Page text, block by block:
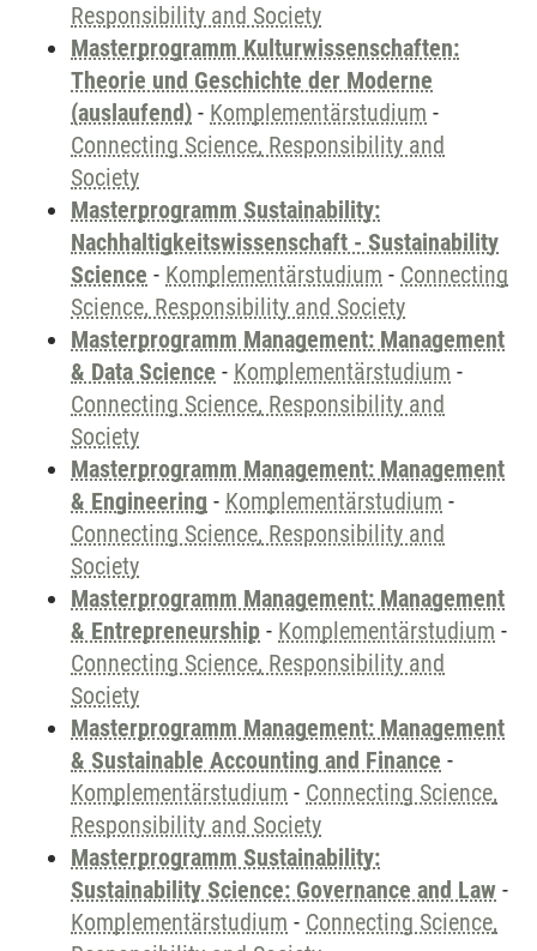
Responsibility and Society
Masterprogramm Kulturwissenschaften:
Theorie und Geschichte der Moderne
(auslaufend) - Komplementärstudium -
Connecting Science, Responsibility and
Society
Masterprogramm Sustainability:
Nachhaltigkeitswissenschaft - Sustainability
Science - Komplementärstudium - Connecting
Science, Responsibility and Society
Masterprogramm Management: Management
& Data Science - Komplementärstudium -
Connecting Science, Responsibility and
Society
Masterprogramm Management: Management
& Engineering - Komplementärstudium -
Connecting Science, Responsibility and
Society
Masterprogramm Management: Management
& Entrepreneurship - Komplementärstudium -
Connecting Science, Responsibility and
Society
Masterprogramm Management: Management
& Sustainable Accounting and Finance -
Komplementärstudium - Connecting Science,
Responsibility and Society
Masterprogramm Sustainability:
Sustainability Science: Governance and Law -
Komplementärstudium - Connecting Science,